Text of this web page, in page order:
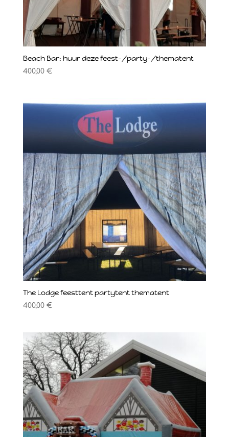
Beach Bar: huur deze feest-/party-/thematent
400,00 €
The Lodge feesttent partytent thematent
400,00 €